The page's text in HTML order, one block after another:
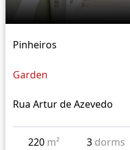
Pinheiros
Garden
Rua Artur de Azevedo
220 m² 3 dorms